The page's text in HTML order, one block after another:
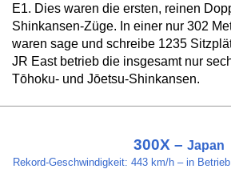
E1. Dies waren die ersten, reinen
Shinkansen-Züge. In einer nur 302
waren sage und schreibe 1235
JR East betrieb die insgesamt nur
Tōhoku- und Jōetsu-Shinkansen.
300X – Japan
Rekord-Geschwindigkeit: 443 km/h – in